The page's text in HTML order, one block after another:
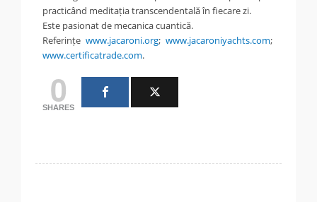
practicând meditația transcendentală în fiecare zi.
Este pasionat de mecanica cuantică.
Referințe www.jacaroni.org; www.jacaroniyachts.com;
www.certificatrade.com.
0
SHARES